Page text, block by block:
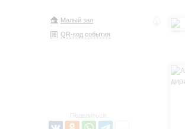
Малый зал
QR-код события
Поделиться: